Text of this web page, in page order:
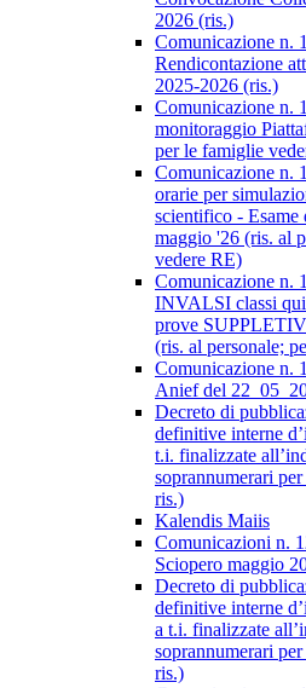
2026 (ris.)
Comunicazione n.
Rendicontazione
2025-2026 (ris.)
Comunicazione n.
monitoraggio
per le famiglie
Comunicazione n.
orarie per
scientifico - Esame
maggio '26 (ris. al
vedere RE)
Comunicazione n.
INVALSI classi
prove
(ris. al personale;
Comunicazione n.
Anief del
Decreto di
definitive interne
t.i. finalizzate
soprannumerari
ris.)
Kalendis Maiis
Comunicazioni n.
Sciopero maggio
Decreto di
definitive interne
a t.i. finalizzate
soprannumerari
ris.)